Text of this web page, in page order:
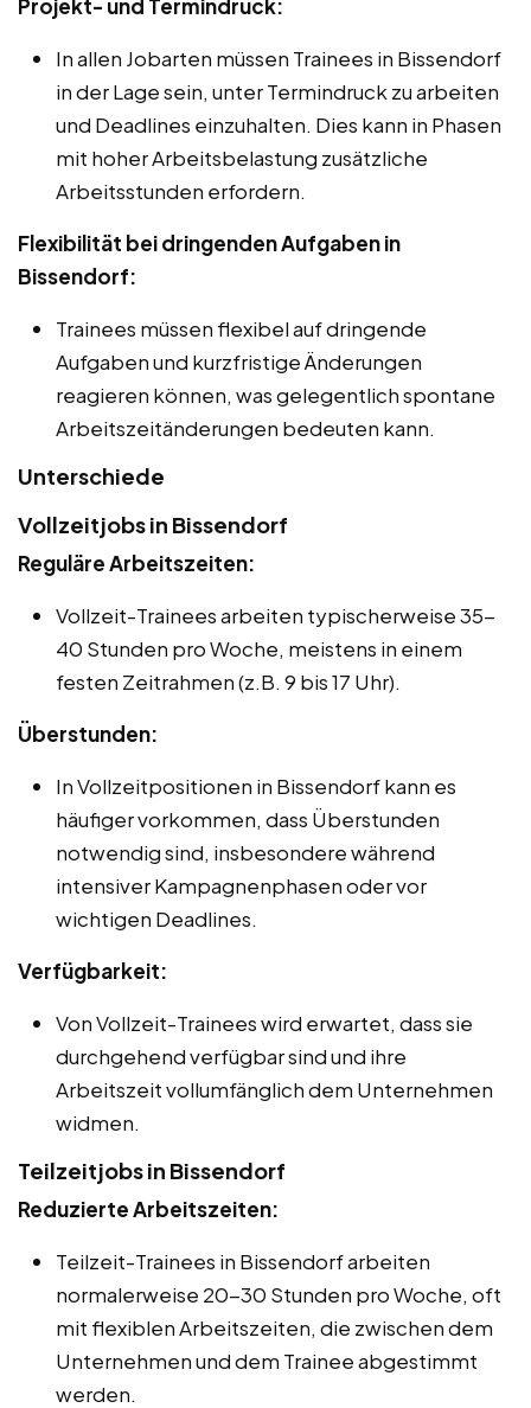
Projekt- und Termindruck:
In allen Jobarten müssen Trainees in Bissendorf
in der Lage sein, unter Termindruck zu arbeiten
und Deadlines einzuhalten. Dies kann in Phasen
mit hoher Arbeitsbelastung zusätzliche
Arbeitsstunden erfordern.
Flexibilität bei dringenden Aufgaben in
Bissendorf:
Trainees müssen flexibel auf dringende
Aufgaben und kurzfristige Änderungen
reagieren können, was gelegentlich spontane
Arbeitszeitänderungen bedeuten kann.
Unterschiede
Vollzeitjobs in Bissendorf
Reguläre Arbeitszeiten:
Vollzeit-Trainees arbeiten typischerweise 35-
40 Stunden pro Woche, meistens in einem
festen Zeitrahmen (z.B. 9 bis 17 Uhr).
Überstunden:
In Vollzeitpositionen in Bissendorf kann es
häufiger vorkommen, dass Überstunden
notwendig sind, insbesondere während
intensiver Kampagnenphasen oder vor
wichtigen Deadlines.
Verfügbarkeit:
Von Vollzeit-Trainees wird erwartet, dass sie
durchgehend verfügbar sind und ihre
Arbeitszeit vollumfänglich dem Unternehmen
widmen.
Teilzeitjobs in Bissendorf
Reduzierte Arbeitszeiten:
Teilzeit-Trainees in Bissendorf arbeiten
normalerweise 20-30 Stunden pro Woche, oft
mit flexiblen Arbeitszeiten, die zwischen dem
Unternehmen und dem Trainee abgestimmt
werden.